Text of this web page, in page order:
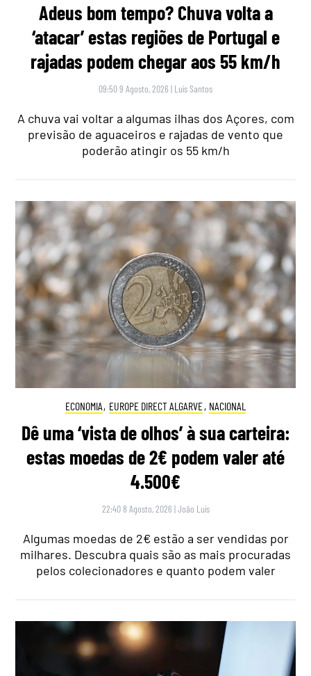
Adeus bom tempo? Chuva volta a
‘atacar’ estas regiões de Portugal e
rajadas podem chegar aos 55 km/h
09:50 9 Agosto, 2026 | Luís Santos
A chuva vai voltar a algumas ilhas dos Açores, com
previsão de aguaceiros e rajadas de vento que
poderão atingir os 55 km/h
ECONOMIA, EUROPE DIRECT ALGARVE, NACIONAL
Dê uma ‘vista de olhos’ à sua carteira:
estas moedas de 2€ podem valer até
4.500€
22:40 8 Agosto, 2026 |João Luís
Algumas moedas de 2€ estão a ser vendidas por
milhares. Descubra quais são as mais procuradas
pelos colecionadores e quanto podem valer